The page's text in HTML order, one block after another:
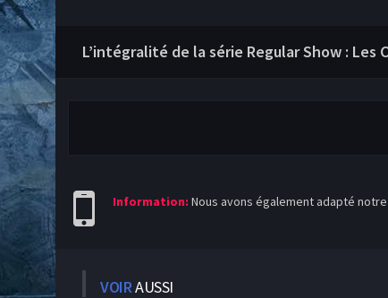
L’intégralité de la série Regular Show :
Information: Nous avons également adapté
VOIRAUSSI